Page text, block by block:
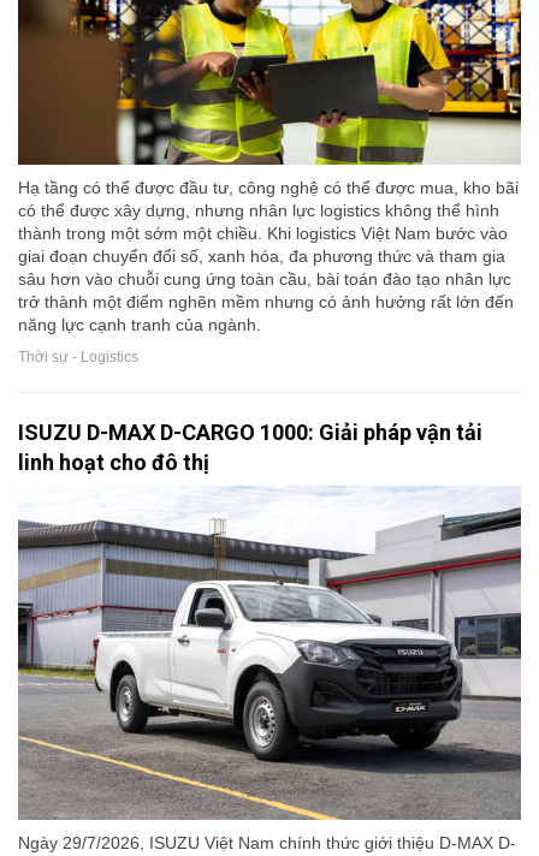
Hạ tầng có thể được đầu tư, công nghệ có thể được mua, kho bãi
có thể được xây dựng, nhưng nhân lực logistics không thể hình
thành trong một sớm một chiều. Khi logistics Việt Nam bước vào
giai đoạn chuyển đổi số, xanh hóa, đa phương thức và tham gia
sâu hơn vào chuỗi cung ứng toàn cầu, bài toán đào tạo nhân lực
trở thành một điểm nghẽn mềm nhưng có ảnh hưởng rất lớn đến
năng lực cạnh tranh của ngành.
Thời sự - Logistics
ISUZU D-MAX D-CARGO 1000: Giải pháp vận tải
linh hoạt cho đô thị
Ngày 29/7/2026, ISUZU Việt Nam chính thức giới thiệu D-MAX D-